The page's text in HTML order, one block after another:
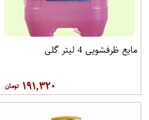
مایع ظرفشویی 4 لیتر گلی
۱۹۱,۳۲۰